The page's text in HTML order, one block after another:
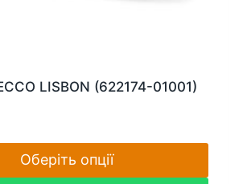
LISBON (622174-01001)
Оберіть опції